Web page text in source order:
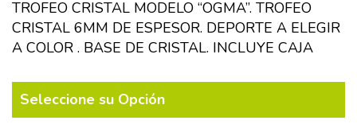
TROFEO CRISTAL MODELO “OGMA”. TROFEO
CRISTAL 6MM DE ESPESOR. DEPORTE A ELEGIR
A COLOR . BASE DE CRISTAL. INCLUYE CAJA
Seleccione su Opción